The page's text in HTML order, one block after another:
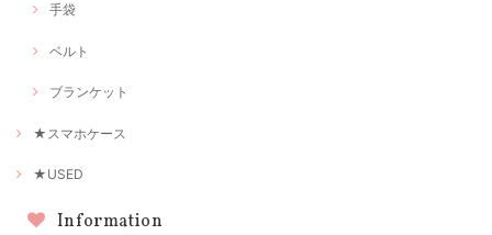
手袋
ベルト
ブランケット
★スマホケース
★USED
Information